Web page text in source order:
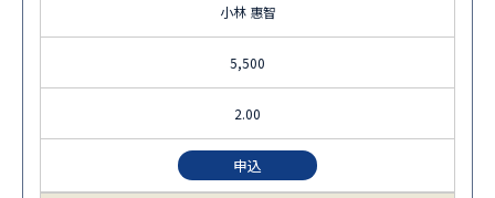
小林 惠智
5,500
2.00
申込